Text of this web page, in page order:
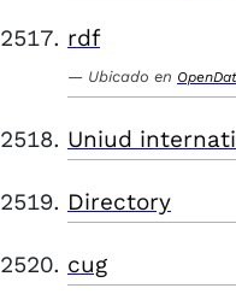
rdf
Ubicado en
Uniud
Directory
cug